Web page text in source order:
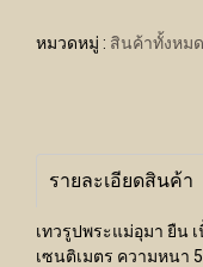
หมวดหมู่ : สินค้าทั้งหมด
รายละเอียดสินค้า
เทวรูปพระแม่อุมา ยืน
เซนติเมตร ความหนา